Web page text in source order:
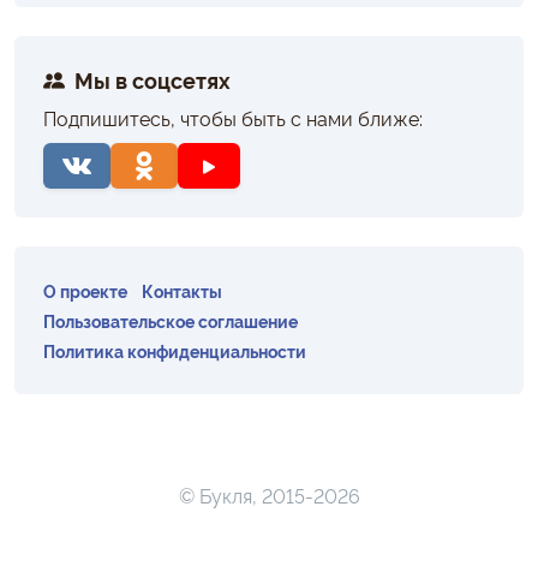
Мы в соцсетях
Подпишитесь, чтобы быть с нами ближе:
О проекте
Контакты
Пользовательское соглашение
Политика конфиденциальности
© Букля, 2015-2026